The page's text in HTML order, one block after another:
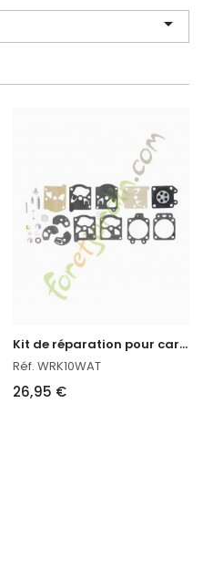

K
it de réparation pour carburateur
Réf. WRK10WAT
26,95 €